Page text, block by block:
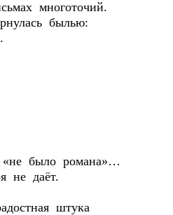
многоточий.
былью:
«не было романа»…
не даёт.
штука